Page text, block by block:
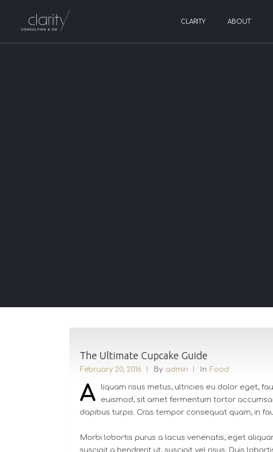
CLARITY ABOUT
The Ultimate Cupcake Guide
February 20, 2016 By Admin In Food
A
liquam risus metus, ultricies eu dolor eget,
euismod, sit amet fermentum tortor
dapibus turpis. Cras tempor consequat quam, in
Morbi lobortis purus a lacus venenatis, eget
suscipit a hendrerit ut, suscipit vel risus. Duis